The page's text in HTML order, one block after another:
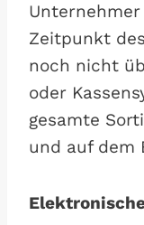
Unternehmer
Zeitpunkt
noch nicht
oder
gesamte
und auf dem